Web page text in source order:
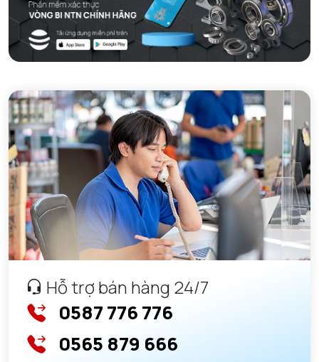
Hỗ trợ bán hàng 24/7
0587 776 776
0565 879 666